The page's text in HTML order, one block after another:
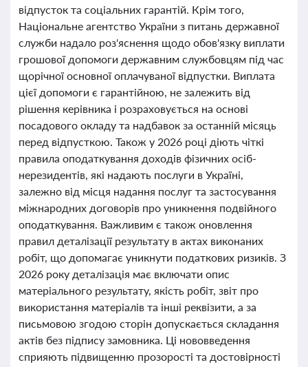
відпусток та соціальних гарантій. Крім того,
Національне агентство України з питань державної
служби надало роз'яснення щодо обов'язку виплати
грошової допомоги державним службовцям під час
щорічної основної оплачуваної відпустки. Виплата
цієї допомоги є гарантійною, не залежить від
рішення керівника і розраховується на основі
посадового окладу та надбавок за останній місяць
перед відпусткою. Також у 2026 році діють чіткі
правила оподаткування доходів фізичних осіб-
нерезидентів, які надають послуги в Україні,
залежно від місця надання послуг та застосування
міжнародних договорів про уникнення подвійного
оподаткування. Важливим є також оновлення
правил деталізації результату в актах виконаних
робіт, що допомагає уникнути податкових ризиків. З
2026 року деталізація має включати опис
матеріального результату, якість робіт, звіт про
використання матеріалів та інші реквізити, а за
письмовою згодою сторін допускається складання
актів без підпису замовника. Ці нововведення
сприяють підвищенню прозорості та достовірності